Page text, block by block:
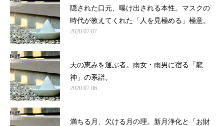
隠された口元、曝け出される本性。マスクの
時代が教えてくれた「人を見極める」極意。
2020.07.07
天の恵みを運ぶ者。雨女・雨男に宿る「龍
神」の系譜。
2020.07.06
満ちる月、欠ける月の理。新月浄化と「お財